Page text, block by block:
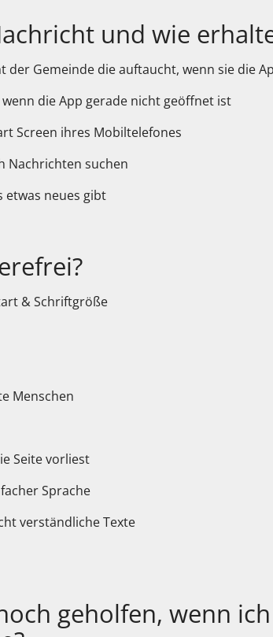
und wie
der Gemeinde die auftaucht, wenn sie die
die App gerade nicht geöffnet ist
Screen ihres Mobiltelefones
Nachrichten suchen
etwas neues gibt
& Schriftgröße
Menschen
Seite vorliest
Sprache
verständliche Texte
geholfen, wenn